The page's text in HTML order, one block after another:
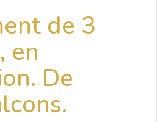
de 3
en
De